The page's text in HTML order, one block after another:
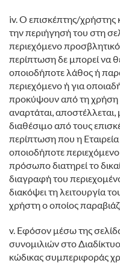
iv. Ο επισκέπτης/χρήστης
την περιήγησή του στη
περιεχόμενο
περίπτωση δε μπορεί να
οποιοδήποτε λάθος ή
περιεχόμενο ή για
προκύψουν από τη χρήση
αναρτάται,
διαθέσιμο από τους
περίπτωση που η Εταιρεία
οποιοδήποτε
πρόσωπο διατηρεί το
διαγραφή του
διακόψει τη λειτουργία
χρήστη ο οποίος
v. Εφόσον μέσω της
συνομιλιών στο
κώδικας συμπεριφοράς